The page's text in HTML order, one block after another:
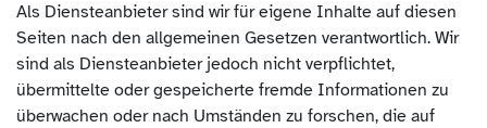
Als Diensteanbieter sind wir für eigene Inhalte auf diesen
Seiten nach den allgemeinen Gesetzen verantwortlich. Wir
sind als Diensteanbieter jedoch nicht verpflichtet,
übermittelte oder gespeicherte fremde Informationen zu
überwachen oder nach Umständen zu forschen, die auf